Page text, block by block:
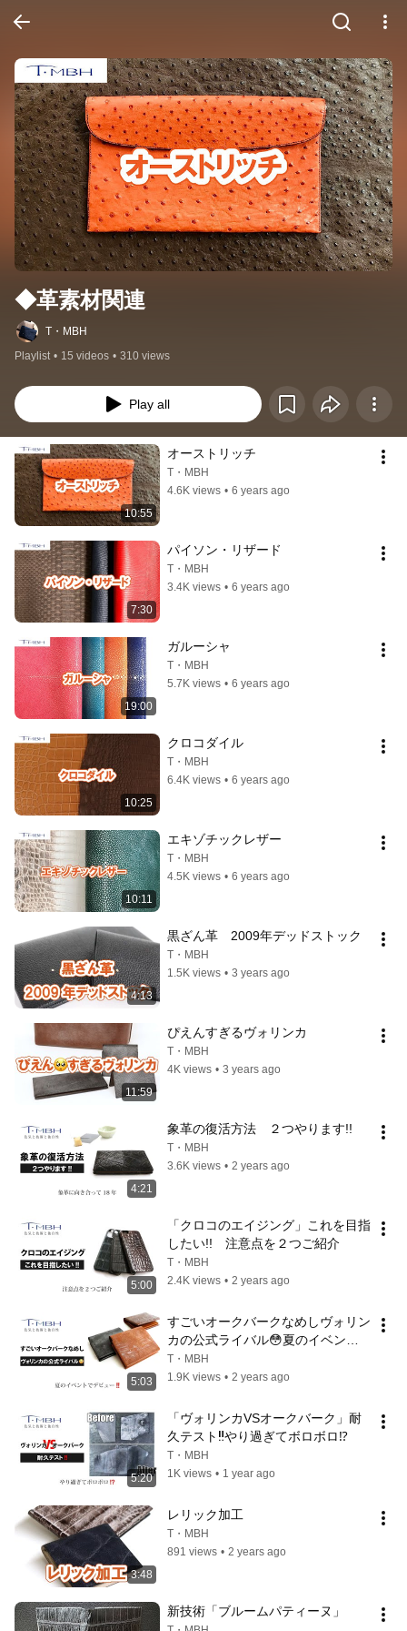
◆革素材関連
T・MBH
Playlist • 15 videos • 310 views
Play all
10:55
オーストリッチ
T・MBH
4.6K views • 6 years ago
7:30
パイソン・リザード
T・MBH
3.4K views • 6 years ago
19:00
ガルーシャ
T・MBH
5.7K views • 6 years ago
10:25
クロコダイル
T・MBH
6.4K views • 6 years ago
10:11
エキゾチックレザー
T・MBH
4.5K views • 6 years ago
4:13
黒ざん革　2009年デッドストック
T・MBH
1.5K views • 3 years ago
11:59
ぴえんすぎるヴォリンカ
T・MBH
4K views • 3 years ago
4:21
象革の復活方法　２つやります!!
T・MBH
3.6K views • 2 years ago
5:00
「クロコのエイジング」これを目指
したい!!　注意点を２つご紹介
T・MBH
2.4K views • 2 years ago
5:03
すごいオークバークなめしヴォリン
カの公式ライバル😳夏のイベント
でデビュー‼️
T・MBH
1.9K views • 2 years ago
5:20
「ヴォリンカVSオークバーク」耐
久テスト‼️やり過ぎてボロボロ⁉️
T・MBH
1K views • 1 year ago
3:48
レリック加工
T・MBH
891 views • 2 years ago
新技術「ブルームパティーヌ」